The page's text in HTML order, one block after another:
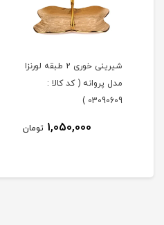
شیرینی خوری 2 طبقه لورنزا
مدل پروانه ( کد کالا :
03090609 )
1,050,000 تومان